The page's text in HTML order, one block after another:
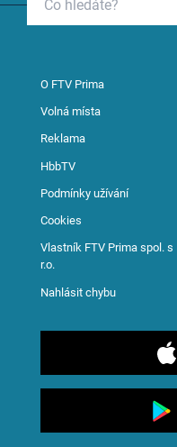
O FTV Prima
Volná místa
Reklama
HbbTV
Podmínky užívání
Cookies
Vlastník FTV Prima spol. s
r.o.
Nahlásit chybu